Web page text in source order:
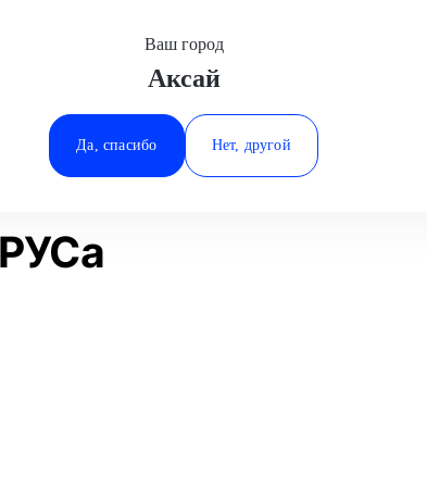
Минеральные Воды
Ростов-на-Дону
Ставрополь
Ваш город
Аксай
Да, спасибо Нет, другой
наружного ШРУСа Mazda
Статьи